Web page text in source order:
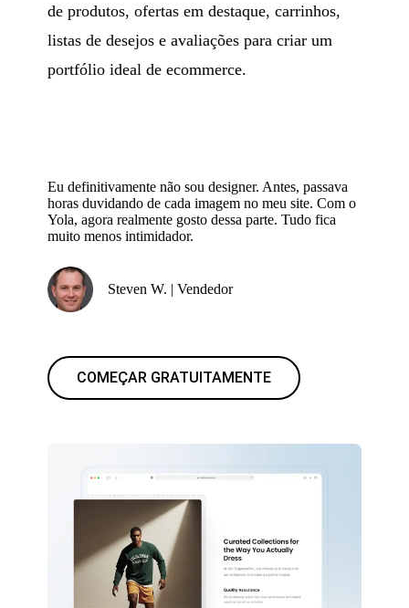
de produtos, ofertas em destaque, carrinhos,
listas de desejos e avaliações para criar um
portfólio ideal de ecommerce.
Eu definitivamente não sou designer. Antes, passava
horas duvidando de cada imagem no meu site. Com o
Yola, agora realmente gosto dessa parte. Tudo fica
muito menos intimidador.
Steven W. | Vendedor
COMEÇAR GRATUITAMENTE